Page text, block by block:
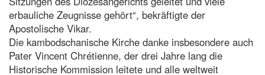
erbauliche Zeugnisse gehört“, bekräftigte der
Apostolische Vikar.
Die kambodschanische Kirche danke insbesondere auch
Pater Vincent Chrétienne, der drei Jahre lang die
Historische Kommission leitete und alle weltweit